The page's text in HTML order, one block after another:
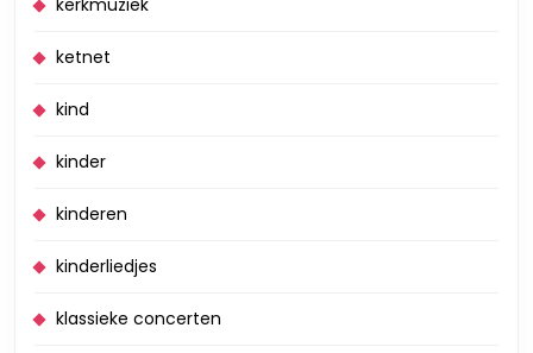
kerkmuziek
ketnet
kind
kinder
kinderen
kinderliedjes
klassieke concerten